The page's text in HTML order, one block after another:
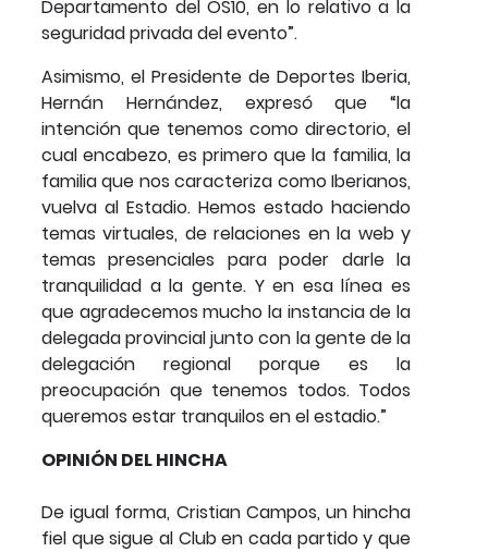
Departamento del OS10, en lo relativo a la
seguridad privada del evento”.
Asimismo, el Presidente de Deportes Iberia,
Hernán Hernández, expresó que “la
intención que tenemos como directorio, el
cual encabezo, es primero que la familia, la
familia que nos caracteriza como Iberianos,
vuelva al Estadio. Hemos estado haciendo
temas virtuales, de relaciones en la web y
temas presenciales para poder darle la
tranquilidad a la gente. Y en esa línea es
que agradecemos mucho la instancia de la
delegada provincial junto con la gente de la
delegación regional porque es la
preocupación que tenemos todos. Todos
queremos estar tranquilos en el estadio.”
OPINIÓN DEL HINCHA
De igual forma, Cristian Campos, un hincha
fiel que sigue al Club en cada partido y que